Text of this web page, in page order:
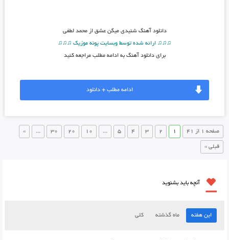
دانلود آهنگ شنیدی میگن عشق از محمد لطفی
♫♫♫ ارائه شده توسط وبسایت پونه موزیک ♫♫♫
برای دانلود آهنگ به ادامه مطلب مراجعه کنید
ادامه مطلب + دانلود
صفحه 1 از 41 1
2
3
4
5
...
10
20
30
...
»
قبلی »
آنچه باید بشنوید
این هفته ماه گذشته کلی